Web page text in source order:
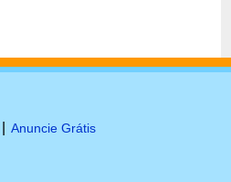
Anuncie Grátis